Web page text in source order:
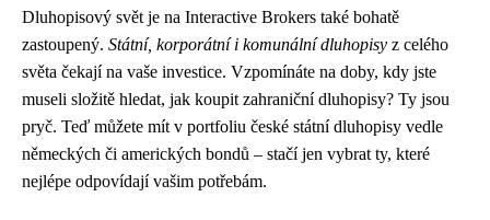
Dluhopisový svět je na Interactive Brokers také bohatě
zastoupený. Státní, korporátní i komunální dluhopisy z celého
světa čekají na vaše investice. Vzpomínáte na doby, kdy jste
museli složitě hledat, jak koupit zahraniční dluhopisy? Ty jsou
pryč. Teď můžete mít v portfoliu české státní dluhopisy vedle
německých či amerických bondů – stačí jen vybrat ty, které
nejlépe odpovídají vašim potřebám.